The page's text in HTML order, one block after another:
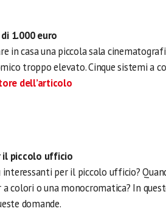
1.000 euro
in casa una piccola sala
troppo elevato. Cinque sistemi a
dell’articolo
il piccolo ufficio
interessanti per il piccolo ufficio?
a colori o una monocromatica? In
domande.